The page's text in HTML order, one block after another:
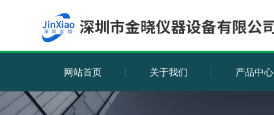
网站首页 关于我们 产品中心